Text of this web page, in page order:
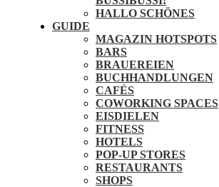
HALLO SCHÖNES
GUIDE
MAGAZIN HOTSPOTS
BARS
BRAUEREIEN
BUCHHANDLUNGEN
CAFÉS
COWORKING SPACES
EISDIELEN
FITNESS
HOTELS
POP-UP STORES
RESTAURANTS
SHOPS